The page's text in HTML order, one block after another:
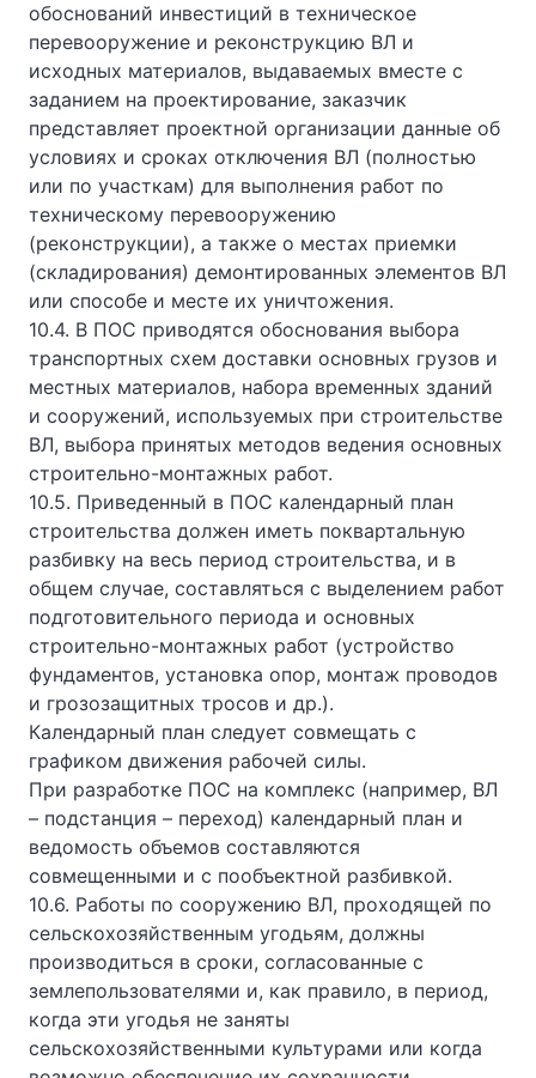
обоснований инвестиций в техническое
перевооружение и реконструкцию ВЛ и
исходных материалов, выдаваемых вместе с
заданием на проектирование, заказчик
представляет проектной организации данные об
условиях и сроках отключения ВЛ (полностью
или по участкам) для выполнения работ по
техническому перевооружению
(реконструкции), а также о местах приемки
(складирования) демонтированных элементов ВЛ
или способе и месте их уничтожения.
10.4. В ПОС приводятся обоснования выбора
транспортных схем доставки основных грузов и
местных материалов, набора временных зданий
и сооружений, используемых при строительстве
ВЛ, выбора принятых методов ведения основных
строительно-монтажных работ.
10.5. Приведенный в ПОС календарный план
строительства должен иметь поквартальную
разбивку на весь период строительства, и в
общем случае, составляться с выделением работ
подготовительного периода и основных
строительно-монтажных работ (устройство
фундаментов, установка опор, монтаж проводов
и грозозащитных тросов и др.).
Календарный план следует совмещать с
графиком движения рабочей силы.
При разработке ПОС на комплекс (например, ВЛ
– подстанция – переход) календарный план и
ведомость объемов составляются
совмещенными и с пообъектной разбивкой.
10.6. Работы по сооружению ВЛ, проходящей по
сельскохозяйственным угодьям, должны
производиться в сроки, согласованные с
землепользователями и, как правило, в период,
когда эти угодья не заняты
сельскохозяйственными культурами или когда